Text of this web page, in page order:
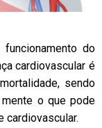
do
cardiovascular é
sendo
o que pode
cardiovascular.